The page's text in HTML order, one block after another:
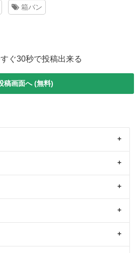
箱バン
ぐ30秒で投稿出来る
稿画面へ (無料)